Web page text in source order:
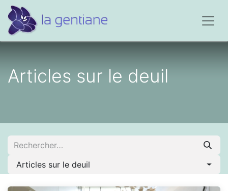
Articles sur le deuil
Articles sur le deuil